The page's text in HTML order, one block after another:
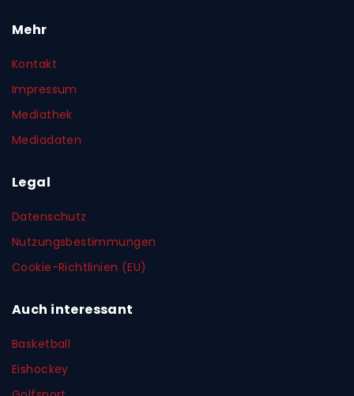
Mehr
Kontakt
Impressum
Mediathek
Mediadaten
Legal
Datenschutz
Nutzungsbestimmungen
Cookie-Richtlinien (EU)
Auch interessant
Basketball
Eishockey